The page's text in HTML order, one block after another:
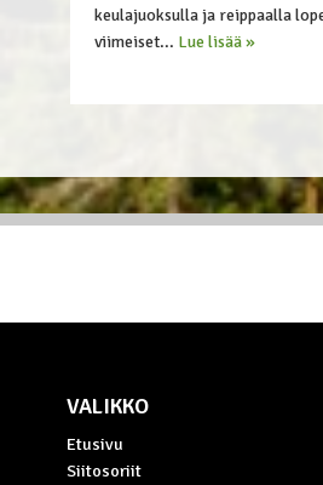
keulajuoksulla ja reippaalla
viimeiset... Lue lisää »
VALIKKO
Etusivu
Siitosoriit